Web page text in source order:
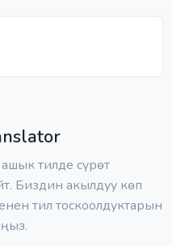
тилде сүрөт
Биздин акылдуу көп
тил тоскоолдуктарын